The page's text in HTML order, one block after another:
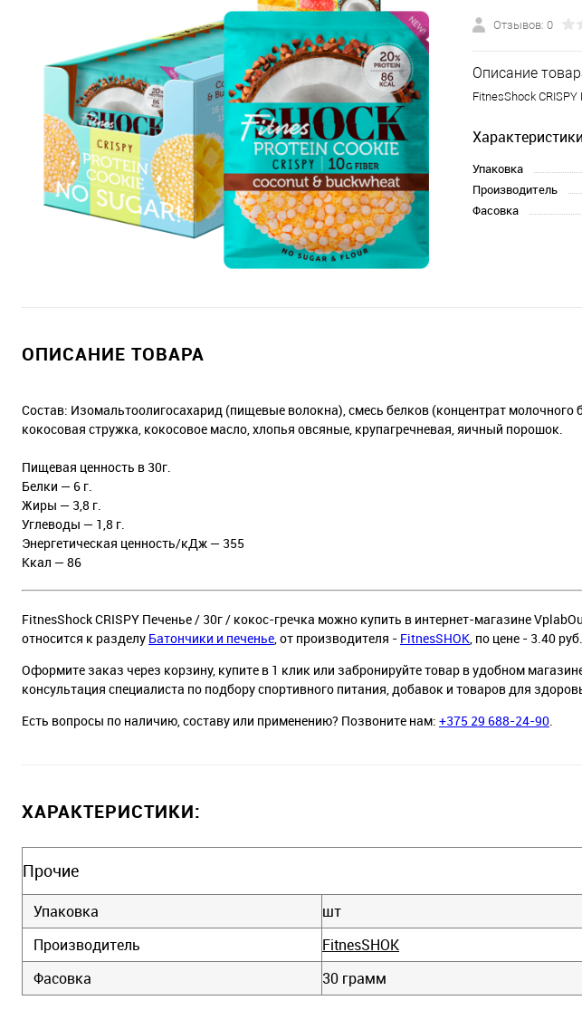
Отзывов: 0
Описание
FitnesShock
Упаковка
Производитель
Фасовка
ОПИСАНИЕ ТОВАРА
Состав: Изомальтоолигосахарид (пищевые волокна), смесь белков (концентрат молочного
кокосовая стружка, кокосовое масло, хлопья овсяные, крупагречневая, яичный порошок.
Пищевая ценность в 30г.
Белки — 6 г.
Жиры — 3,8 г.
Углеводы — 1,8 г.
Энергетическая ценность/кДж — 355
Ккал — 86
FitnesShock CRISPY Печенье / 30г / кокос-гречка можно купить в интернет-магазине
относится к разделу Батончики и печенье, от производителя - FitnesSHOK, по цене - 3.40
Оформите заказ через корзину, купите в 1 клик или забронируйте товар в удобном
консультация специалиста по подбору спортивного питания, добавок и товаров для
Есть вопросы по наличию, составу или применению? Позвоните нам: +375 29 688-24-90.
ХАРАКТЕРИСТИКИ:
Прочие
Упаковка
шт
Производитель
FitnesSHOK
Фасовка
30 грамм